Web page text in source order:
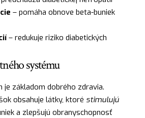
– pomáha obnove beta-buniek
– redukuje riziko diabetických
systému
základom dobrého zdravia.
obsahuje látky, ktoré stimulujú
a zlepšujú obranyschopnosť